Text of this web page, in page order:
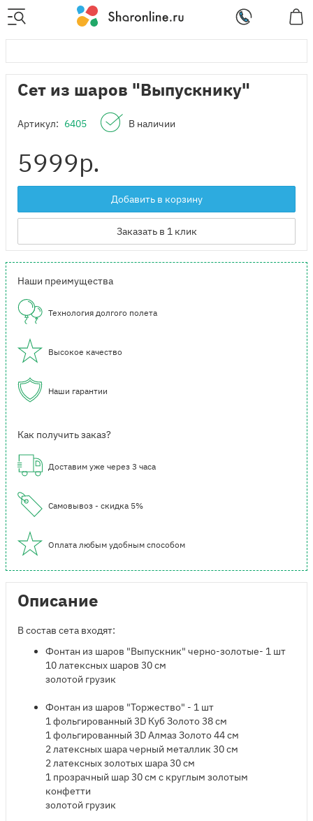
Сет из шаров "Выпускнику"
Артикул: 6405 В наличии
5999р.
Добавить в корзину
Заказать в 1 клик
Наши преимущества
Технология долгого полета
Высокое качество
Наши гарантии
Как получить заказ?
Доставим уже через 3 часа
Самовывоз - скидка 5%
Оплата любым удобным способом
Описание
В состав сета входят:
Фонтан из шаров "Выпускник" черно-золотые- 1 шт
10 латексных шаров 30 см
золотой грузик
Фонтан из шаров "Торжество" - 1 шт
1 фольгированный 3D Куб Золото 38 см
1 фольгированный 3D Алмаз Золото 44 см
2 латексных шара черный металлик 30 см
2 латексных золотых шара 30 см
1 прозрачный шар 30 см с круглым золотым
конфетти
золотой грузик